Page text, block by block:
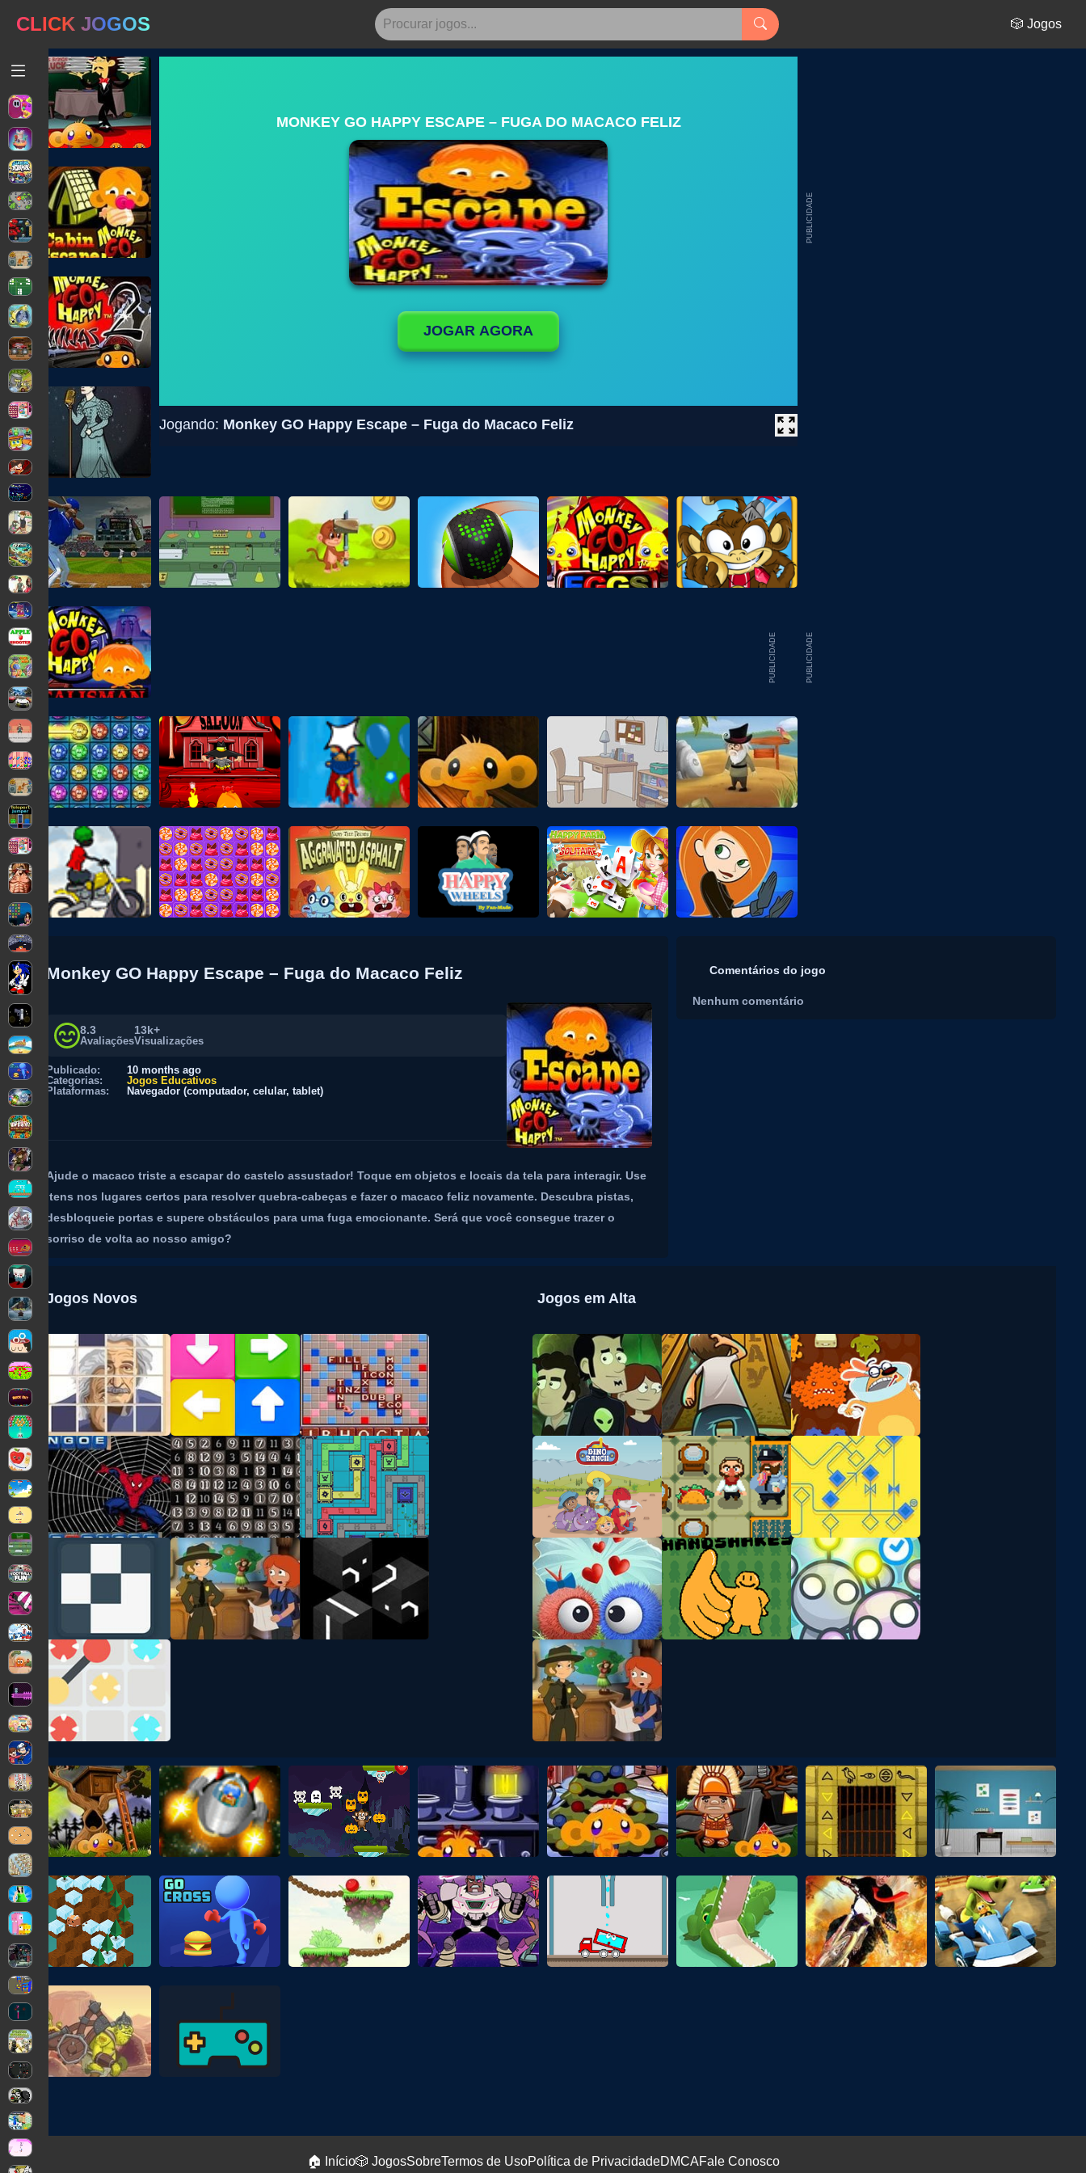
CLICK JOGOS 🎲 Jogos
MONKEY GO HAPPY ESCAPE – FUGA DO MACACO FELIZ
JOGAR AGORA
Jogando: Monkey GO Happy Escape – Fuga do Macaco Feliz
PUBLICIDADE
PUBLICIDADE
PUBLICIDADE
Monkey GO Happy Escape – Fuga do Macaco Feliz
8.3
Avaliações
13k+
Visualizações
Publicado:
10 months ago
Categorias:
Jogos Educativos
Plataformas:
Navegador (computador, celular, tablet)
Ajude o macaco triste a escapar do castelo assustador! Toque em objetos e locais da tela para interagir. Use
itens nos lugares certos para resolver quebra-cabeças e fazer o macaco feliz novamente. Descubra pistas,
desbloqueie portas e supere obstáculos para uma fuga emocionante. Será que você consegue trazer o
sorriso de volta ao nosso amigo?
Comentários do jogo
Nenhum comentário
Jogos Novos Jogos em Alta
🏠 Início🎲 JogosSobreTermos de UsoPolítica de PrivacidadeDMCAFale Conosco